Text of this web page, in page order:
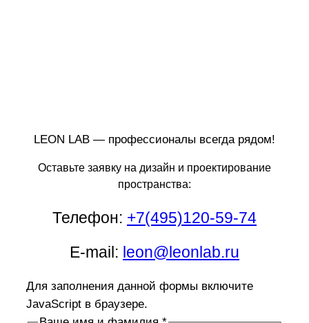
LEON LAB — профессионалы всегда рядом!
Оставьте заявку на дизайн и проектирование
пространства:
Телефон: +7(495)120-59-74
E-mail: leon@leonlab.ru
Для заполнения данной формы включите
JavaScript в браузере.